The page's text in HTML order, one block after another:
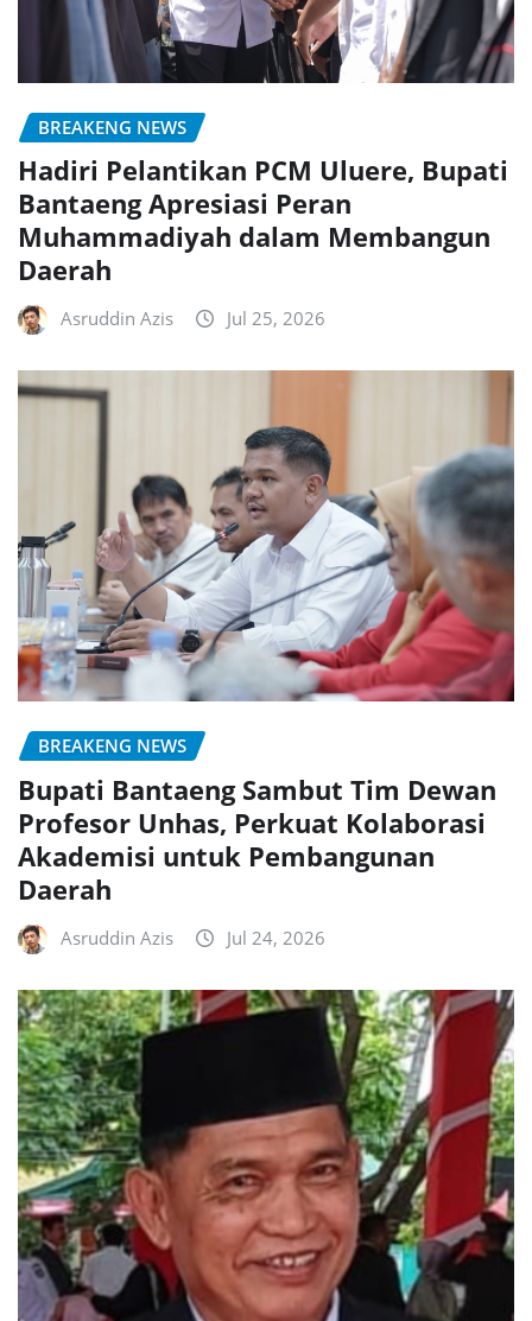
BREAKENG NEWS
Hadiri Pelantikan PCM Uluere, Bupati
Bantaeng Apresiasi Peran
Muhammadiyah dalam Membangun
Daerah
Asruddin Azis Jul 25, 2026
BREAKENG NEWS
Bupati Bantaeng Sambut Tim Dewan
Profesor Unhas, Perkuat Kolaborasi
Akademisi untuk Pembangunan
Daerah
Asruddin Azis Jul 24, 2026